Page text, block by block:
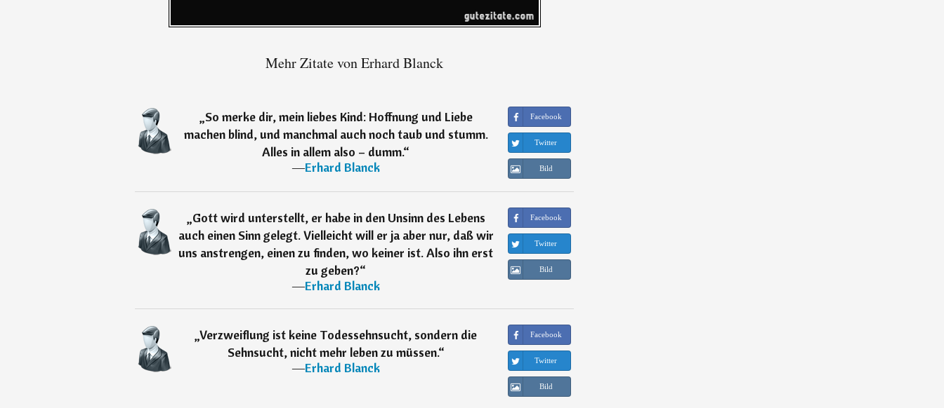
Mehr Zitate von Erhard Blanck
„So merke dir, mein liebes Kind: Hoffnung und Liebe
machen blind, und manchmal auch noch taub und stumm.
Alles in allem also – dumm.“
―Erhard Blanck
Facebook
Twitter
Bild
„Gott wird unterstellt, er habe in den Unsinn des Lebens
auch einen Sinn gelegt. Vielleicht will er ja aber nur, daß wir
uns anstrengen, einen zu finden, wo keiner ist. Also ihn erst
zu geben?“
―Erhard Blanck
Facebook
Twitter
Bild
„Verzweiflung ist keine Todessehnsucht, sondern die
Sehnsucht, nicht mehr leben zu müssen.“
―Erhard Blanck
Facebook
Twitter
Bild